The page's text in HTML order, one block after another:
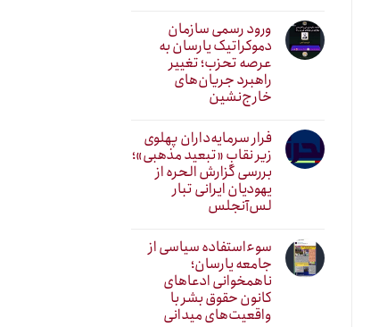
ورود رسمی سازمان
دموکراتیک یارسان به
عرصه تحزب؛ تغییر
راهبرد جریان‌های
خارج‌نشین
فرار سرمایه‌داران پهلوی
زیر نقابِ «تبعید مذهبی»؛
بررسی گزارش الحره از
یهودیان ایرانی تبار
لس‌آنجلس
سوءاستفاده سیاسی از
جامعه یارسان؛
ناهمخوانی ادعاهای
کانون حقوق بشر با
واقعیت‌های میدانی